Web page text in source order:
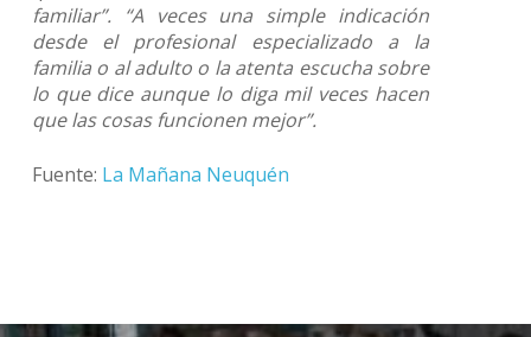
familiar”.
“A veces una simple indicación
desde el profesional especializado a la
familia o al adulto o la atenta escucha sobre
lo que dice aunque lo diga mil veces hacen
que las cosas funcionen mejor”.
Fuente: La Mañana Neuquén